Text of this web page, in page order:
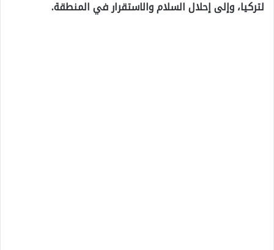
لتركيا، وإلى إحلال السلام والاستقرار في المنطقة.